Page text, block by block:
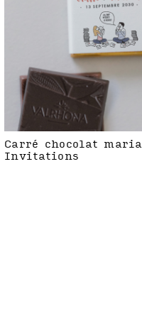
Carré chocolat
Invitations